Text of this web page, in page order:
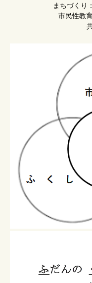
まちづくり
市民性教